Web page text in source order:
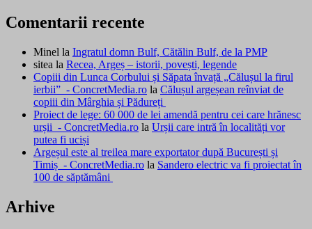
Comentarii recente
Minel la Ingratul domn Bulf, Cătălin Bulf, de la PMP
sitea la Recea, Argeș – istorii, povești, legende
Copiii din Lunca Corbului și Săpata învață „Călușul la firul
ierbii” - ConcretMedia.ro la Călușul argeșean reînviat de
copiii din Mârghia și Pădureți
Proiect de lege: 60 000 de lei amendă pentru cei care hrănesc
urșii - ConcretMedia.ro la Urșii care intră în localități vor
putea fi uciși
Argeșul este al treilea mare exportator după București și
Timiș - ConcretMedia.ro la Sandero electric va fi proiectat în
100 de săptămâni
Arhive